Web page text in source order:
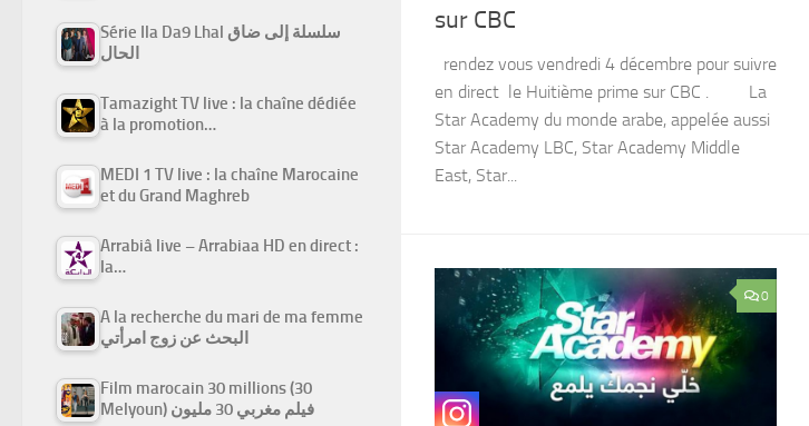
sur CBC
rendez vous vendredi 4 décembre pour suivre
en direct le Huitième prime sur CBC . La
Star Academy du monde arabe, appelée aussi
Star Academy LBC, Star Academy Middle
East, Star...
0
Série Ila Da9 Lhal سلسلة إلى ضاق
الحال
Tamazight TV live : la chaîne dédiée
à la promotion…
MEDI 1 TV live : la chaîne Marocaine
et du Grand Maghreb
Arrabiâ live – Arrabiaa HD en direct :
la…
A la recherche du mari de ma femme
البحث عن زوج امرأتي
Film marocain 30 millions (30
Melyoun) فيلم مغربي 30 مليون